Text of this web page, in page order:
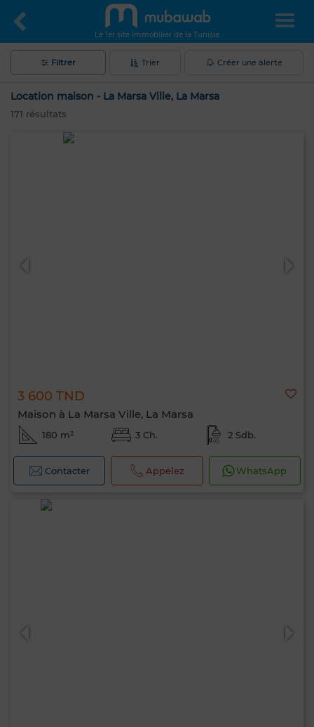
Le 1er site immobilier de la Tunisie
Filtrer Trier Créer une alerte
Location maison - La Marsa Ville, La Marsa
171 résultats
3 600 TND
Maison à La Marsa Ville, La Marsa
180 m² 3 Ch. 2 Sdb.
Contacter Appelez WhatsApp